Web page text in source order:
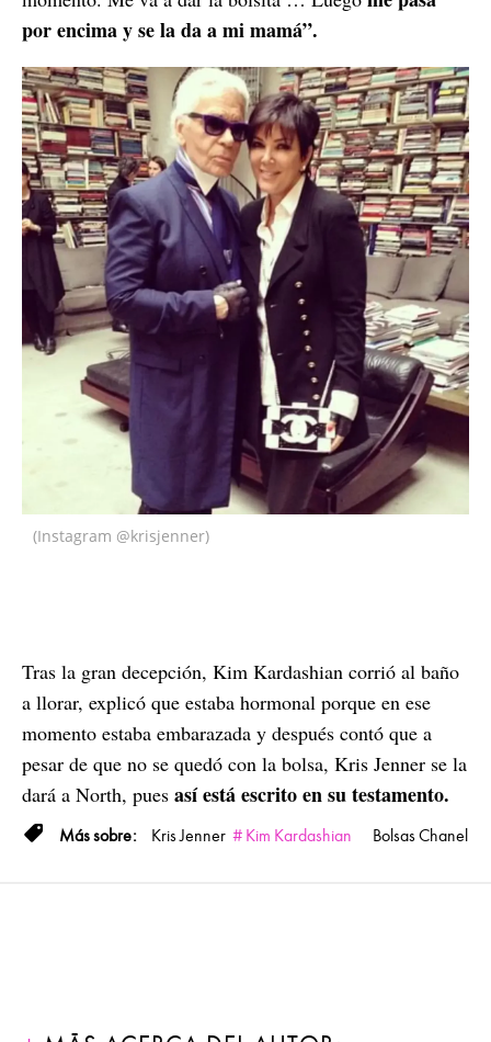
por encima y se la da a mi mamá”.
(Instagram @krisjenner)
Tras la gran decepción, Kim Kardashian corrió al baño
a llorar, explicó que estaba hormonal porque en ese
momento estaba embarazada y después contó que a
pesar de que no se quedó con la bolsa, Kris Jenner se la
dará a North, pues así está escrito en su testamento.
Kris Jenner Kim Kardashian BolsasChanel